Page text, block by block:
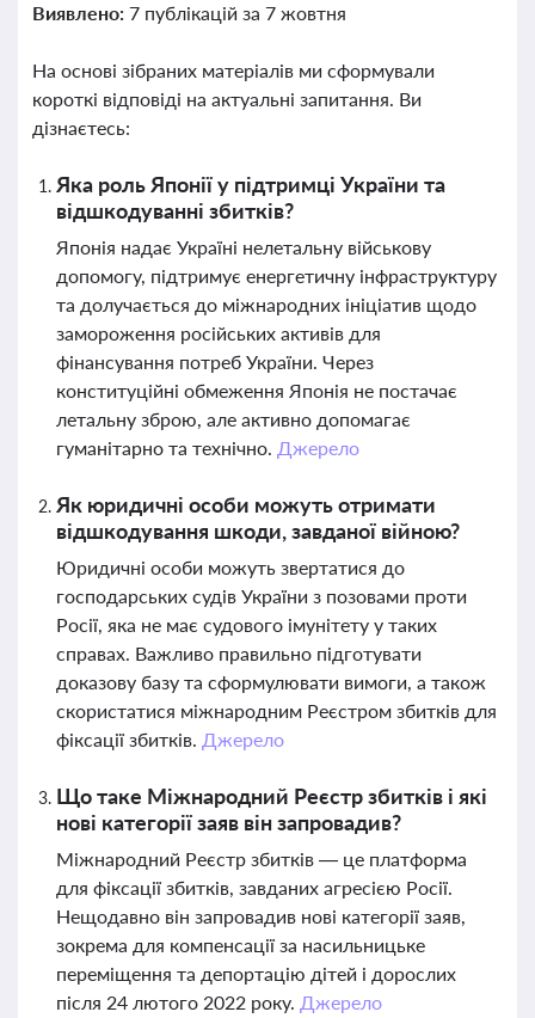
Виявлено: 7 публікацій за 7 жовтня
На основі зібраних матеріалів ми сформували
короткі відповіді на актуальні запитання. Ви
дізнаєтесь:
Яка роль Японії у підтримці України та
відшкодуванні збитків?
Японія надає Україні нелетальну військову
допомогу, підтримує енергетичну інфраструктуру
та долучається до міжнародних ініціатив щодо
замороження російських активів для
фінансування потреб України. Через
конституційні обмеження Японія не постачає
летальну зброю, але активно допомагає
гуманітарно та технічно. Джерело
Як юридичні особи можуть отримати
відшкодування шкоди, завданої війною?
Юридичні особи можуть звертатися до
господарських судів України з позовами проти
Росії, яка не має судового імунітету у таких
справах. Важливо правильно підготувати
доказову базу та сформулювати вимоги, а також
скористатися міжнародним Реєстром збитків для
фіксації збитків. Джерело
Що таке Міжнародний Реєстр збитків і які
нові категорії заяв він запровадив?
Міжнародний Реєстр збитків — це платформа
для фіксації збитків, завданих агресією Росії.
Нещодавно він запровадив нові категорії заяв,
зокрема для компенсації за насильницьке
переміщення та депортацію дітей і дорослих
після 24 лютого 2022 року. Джерело